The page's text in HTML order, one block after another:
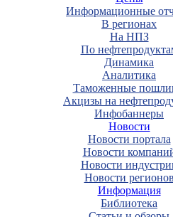
Информационные
В регионах
На НПЗ
По
Динамика
Аналитика
Таможенные
Акцизы на
Инфобаннеры
Новости
Новости портала
Новости
Новости
Новости регионов
Информация
Библиотека